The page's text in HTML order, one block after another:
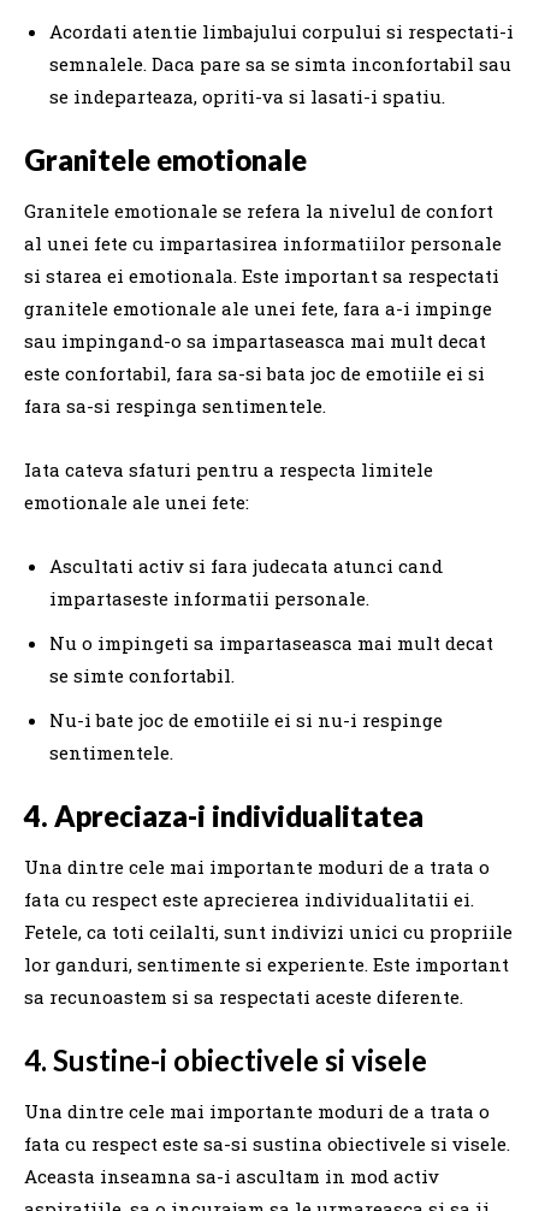
Acordati atentie limbajului corpului si respectati-i
semnalele. Daca pare sa se simta inconfortabil sau
se indeparteaza, opriti-va si lasati-i spatiu.
Granitele emotionale
Granitele emotionale se refera la nivelul de confort
al unei fete cu impartasirea informatiilor personale
si starea ei emotionala. Este important sa respectati
granitele emotionale ale unei fete, fara a-i impinge
sau impingand-o sa impartaseasca mai mult decat
este confortabil, fara sa-si bata joc de emotiile ei si
fara sa-si respinga sentimentele.
Iata cateva sfaturi pentru a respecta limitele
emotionale ale unei fete:
Ascultati activ si fara judecata atunci cand
impartaseste informatii personale.
Nu o impingeti sa impartaseasca mai mult decat
se simte confortabil.
Nu-i bate joc de emotiile ei si nu-i respinge
sentimentele.
4. Apreciaza-i individualitatea
Una dintre cele mai importante moduri de a trata o
fata cu respect este aprecierea individualitatii ei.
Fetele, ca toti ceilalti, sunt indivizi unici cu propriile
lor ganduri, sentimente si experiente. Este important
sa recunoastem si sa respectati aceste diferente.
4. Sustine-i obiectivele si visele
Una dintre cele mai importante moduri de a trata o
fata cu respect este sa-si sustina obiectivele si visele.
Aceasta inseamna sa-i ascultam in mod activ